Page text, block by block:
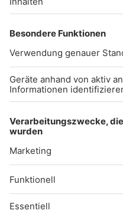
Impressum
Unexpected
crypto.randomUUID